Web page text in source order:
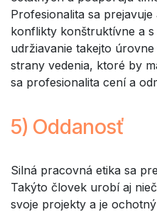
Profesionalita sa
konflikty konštruktívne a
udržiavanie takejto
strany vedenia, ktoré by
sa profesionalita cení a
5) Oddanosť
Silná pracovná etika sa
Takýto človek urobí aj
svoje projekty a je